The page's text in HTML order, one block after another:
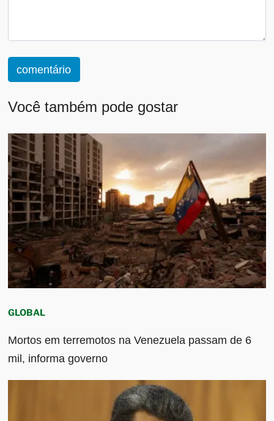
comentário
Você também pode gostar
GLOBAL
Mortos em terremotos na Venezuela passam de 6
mil, informa governo